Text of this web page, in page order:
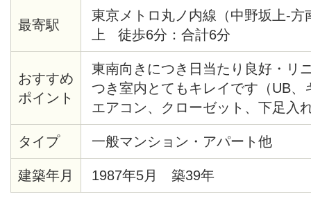
最寄駅
東京メトロ丸ノ内線（中野坂上-方
上 徒歩6分：合計6分
おすすめ
ポイント
東南向きにつき日当たり良好・リ
つき室内とてもキレイです（UB、
エアコン、クローゼット、下足入
アタイル材等々）・共用部分にセ
あり・モニター付オートロック・
見えます。２/２８までに契約完
です。
タイプ 一般マンション・アパート他
建築年月 1987年5月 築39年